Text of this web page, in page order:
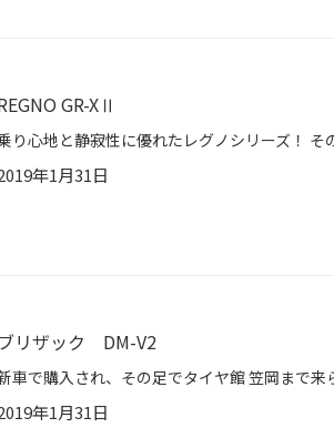
GR-XⅡ
年1月31日
ブリザック DM-V2
年1月31日